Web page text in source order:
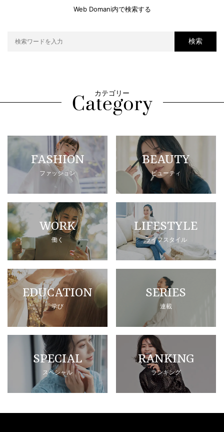
Web Domani内で検索する
検索
カテゴリー
FASHION
ファッション
BEAUTY
ビューティ
WORK
働く
LIFESTYLE
ライフスタイル
EDUCATION
学び
SERIES
連載
SPECIAL
スペシャル
RANKING
ランキング